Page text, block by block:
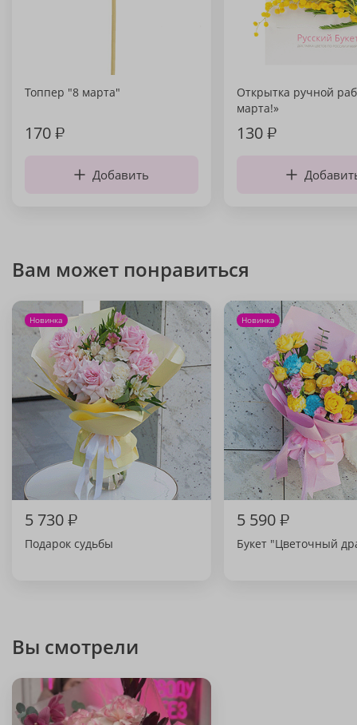
Топпер "8 марта"
170₽
Добавить
Открытка ручной
марта!»
130₽
Вам может понравиться
Новинка
5 730₽
Подарок судьбы
Новинка
5 590₽
Букет "Цветочный
Вы смотрели